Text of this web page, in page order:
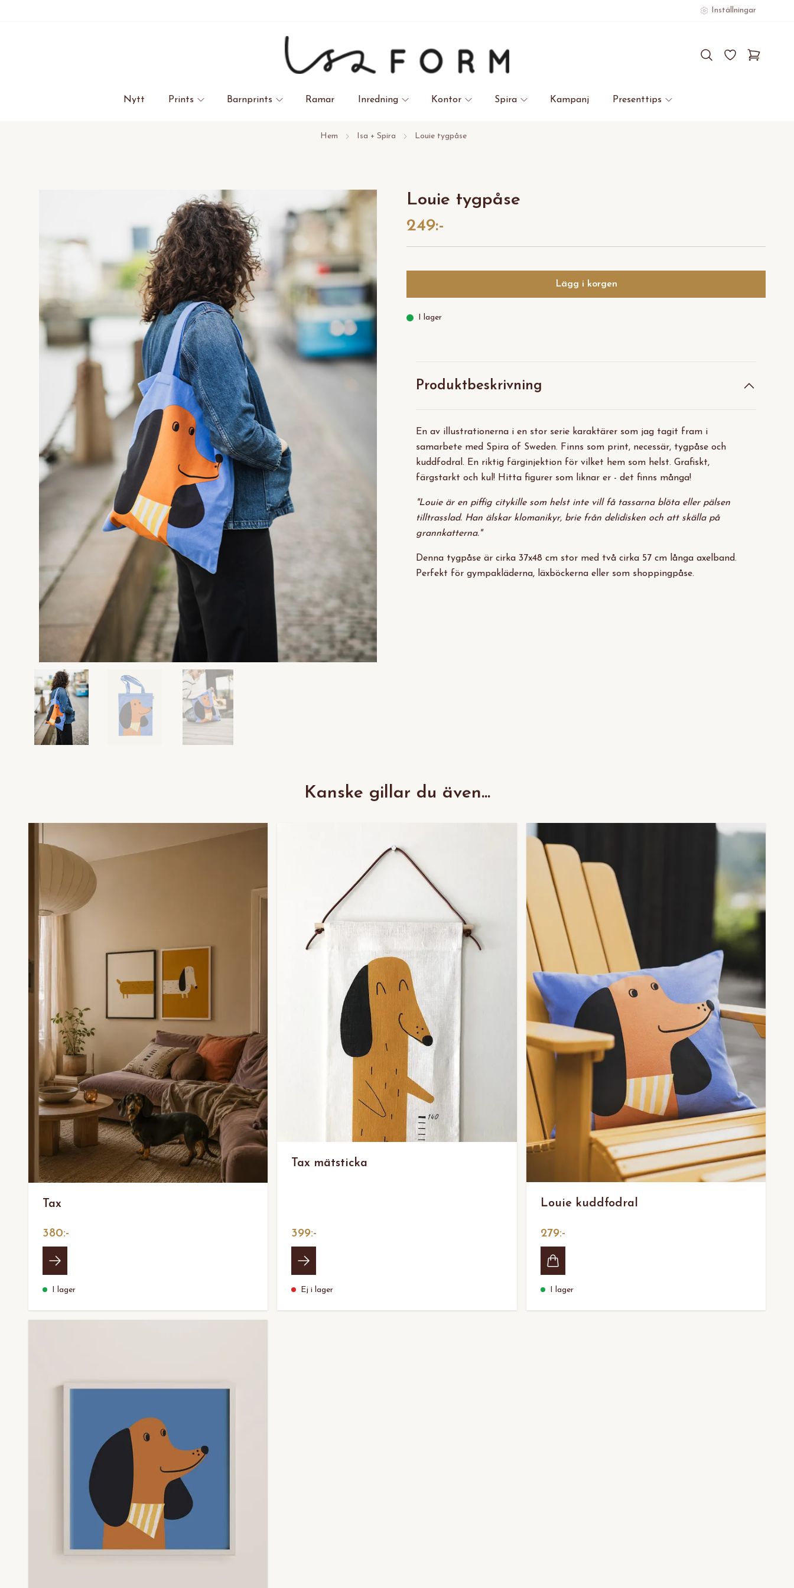
Inställningar
Nytt Prints Barnprints Ramar Inredning Kontor Spira Kampanj Presenttips
Hem Isa + Spira Louie tygpåse
Louie tygpåse
249:-
Lägg i korgen
I lager
Produktbeskrivning
En av illustrationerna i en stor serie karaktärer som jag tagit fram i
samarbete med Spira of Sweden. Finns som print, necessär, tygpåse och
kuddfodral. En riktig färginjektion för vilket hem som helst. Grafiskt,
färgstarkt och kul! Hitta figurer som liknar er - det finns många!
"Louie är en piffig citykille som helst inte vill få tassarna blöta eller pälsen
tilltrasslad. Han älskar klomanikyr, brie från delidisken och att skälla på
grannkatterna."
Denna tygpåse är cirka 37x48 cm stor med två cirka 57 cm långa axelband.
Perfekt för gympakläderna, läxböckerna eller som shoppingpåse.
Kanske gillar du även...
Tax
380:-
I lager
Tax mätsticka
399:-
Ej i lager
Louie kuddfodral
279:-
I lager